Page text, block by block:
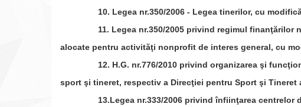
10. Legea nr.350/2006 - Legea tinerilor, cu
11. Legea nr.350/2005 privind regimul finanţărilor
alocate pentru activităţi nonprofit de interes general, cu
12. H.G. nr.776/2010 privind organizarea şi
sport şi tineret, respectiv a Direcţiei pentru Sport şi
13.Legea nr.333/2006 privind înfiinţarea centrelor de